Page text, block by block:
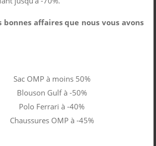
bonnes affaires que nous vous avons
Sac OMP à moins 50%
Blouson Gulf à -50%
Polo Ferrari à -40%
Chaussures OMP à -45%